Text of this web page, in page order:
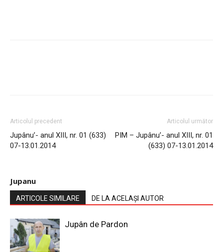
Articolul precedent
Jupânu’- anul XIII, nr. 01 (633)
07-13.01.2014
Articolul următor
PIM – Jupânu’- anul XIII, nr. 01
(633) 07-13.01.2014
Jupanu
ARTICOLE SIMILARE DE LA ACELAȘI AUTOR
Jupân de Pardon